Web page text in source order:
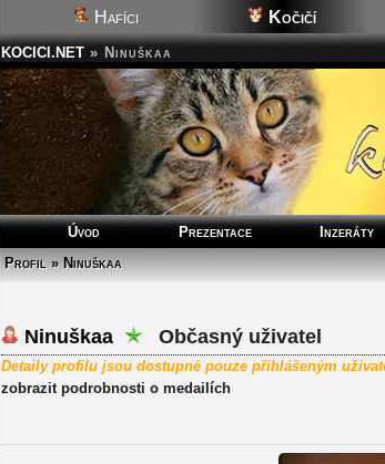
Hafíci Kočičí
KOCICI.NET » Ninuškaa
Úvod Prezentace Inzeráty
Profil » Ninuškaa
Ninuškaa Občasný uživatel
Detaily profilu jsou dostupné pouze přihlášeným
zobrazit podrobnosti o medailích